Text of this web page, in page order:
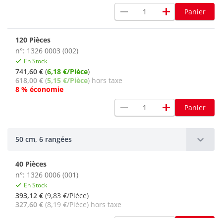
remove add Panier
120 Pièces
n°: 1326 0003 (002)
En Stock
741,60 € (6,18 €/Pièce)
618,00 € (5,15 €/Pièce) hors taxe
8 % économie
remove add Panier
50 cm, 6 rangées
40 Pièces
n°: 1326 0006 (001)
En Stock
393,12 € (9,83 €/Pièce)
327,60 € (8,19 €/Pièce) hors taxe